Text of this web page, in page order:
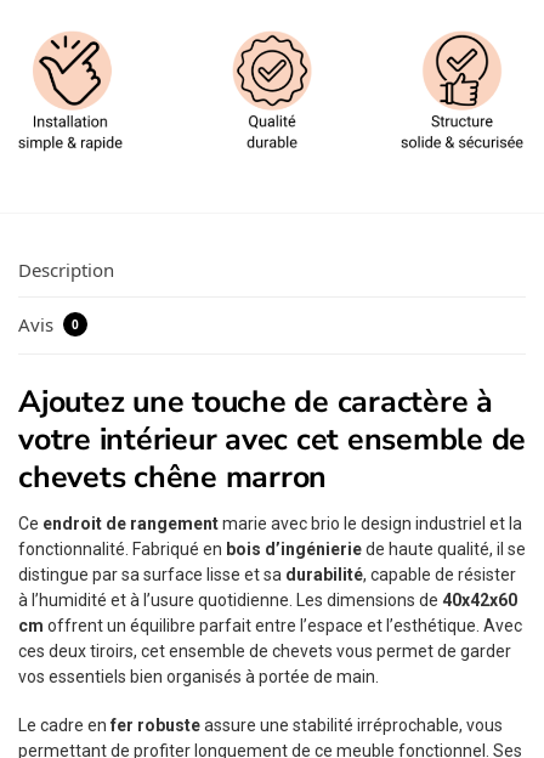
Description
Avis 0
Ajoutez une touche de caractère à
votre intérieur avec cet ensemble de
chevets chêne marron
Ce endroit de rangementmarie avec brio le design industriel et la
fonctionnalité. Fabriqué en bois d’ingénieriede haute qualité, il se
distingue par sa surface lisse et sa durabilité, capable de résister
à l’humidité et à l’usure quotidienne. Les dimensions de 40x42x60
cm offrent un équilibre parfait entre l’espace et l’esthétique. Avec
ces deux tiroirs, cet ensemble de chevets vous permet de garder
vos essentiels bien organisés à portée de main.
Le cadre en fer robusteassure une stabilité irréprochable, vous
permettant de profiter longuement de ce meuble fonctionnel. Ses